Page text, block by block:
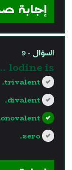
إجابة
السؤال - 9
lodine is ……
trivalent.
divalent.
zero.